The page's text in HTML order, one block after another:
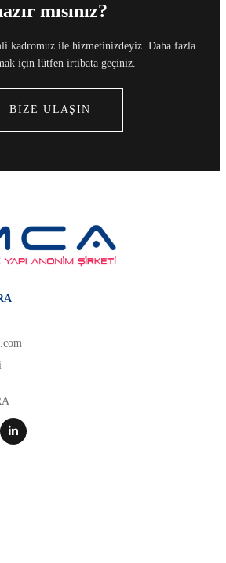
mısınız?
kadromuz ile hizmetinizdeyiz. Daha fazla
için lütfen irtibata geçiniz.
BİZE ULAŞIN